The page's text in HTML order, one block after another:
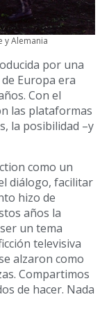
y Alemania
por una
Europa era
Con el
las plataformas
la posibilidad –y
como un
diálogo, facilitar
hizo de
años la
un tema
televisiva
alzaron como
Compartimos
de hacer. Nada